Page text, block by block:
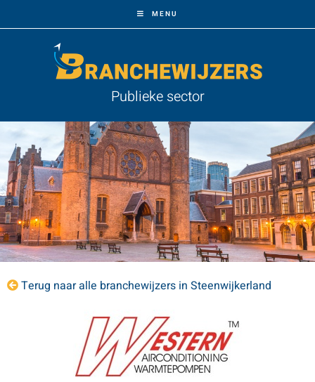
MENU
Publieke sector
Terug naar alle branchewijzers in Steenwijkerland